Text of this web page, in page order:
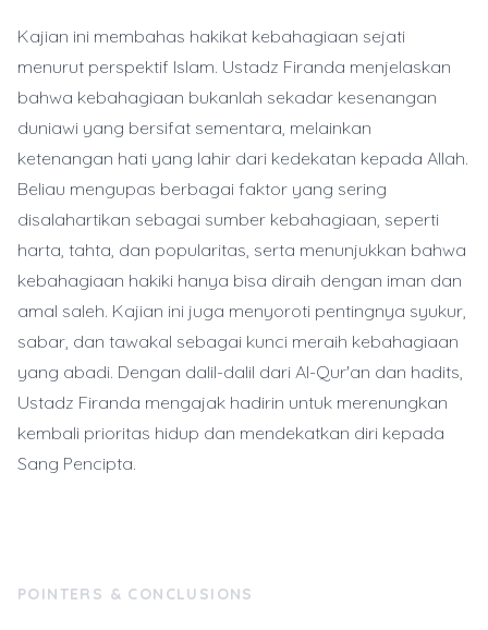
Kajian ini membahas hakikat kebahagiaan sejati
menurut perspektif Islam. Ustadz Firanda menjelaskan
bahwa kebahagiaan bukanlah sekadar kesenangan
duniawi yang bersifat sementara, melainkan
ketenangan hati yang lahir dari kedekatan kepada Allah.
Beliau mengupas berbagai faktor yang sering
disalahartikan sebagai sumber kebahagiaan, seperti
harta, tahta, dan popularitas, serta menunjukkan bahwa
kebahagiaan hakiki hanya bisa diraih dengan iman dan
amal saleh. Kajian ini juga menyoroti pentingnya syukur,
sabar, dan tawakal sebagai kunci meraih kebahagiaan
yang abadi. Dengan dalil-dalil dari Al-Qur'an dan hadits,
Ustadz Firanda mengajak hadirin untuk merenungkan
kembali prioritas hidup dan mendekatkan diri kepada
Sang Pencipta.
POINTERS & CONCLUSIONS